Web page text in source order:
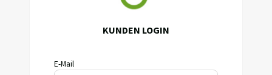
KUNDEN LOGIN
E-Mail